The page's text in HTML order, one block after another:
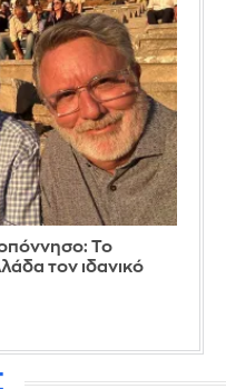
Το
τον ιδανικό